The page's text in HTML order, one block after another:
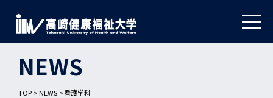
NEWS
TOP NEWS 看護学科